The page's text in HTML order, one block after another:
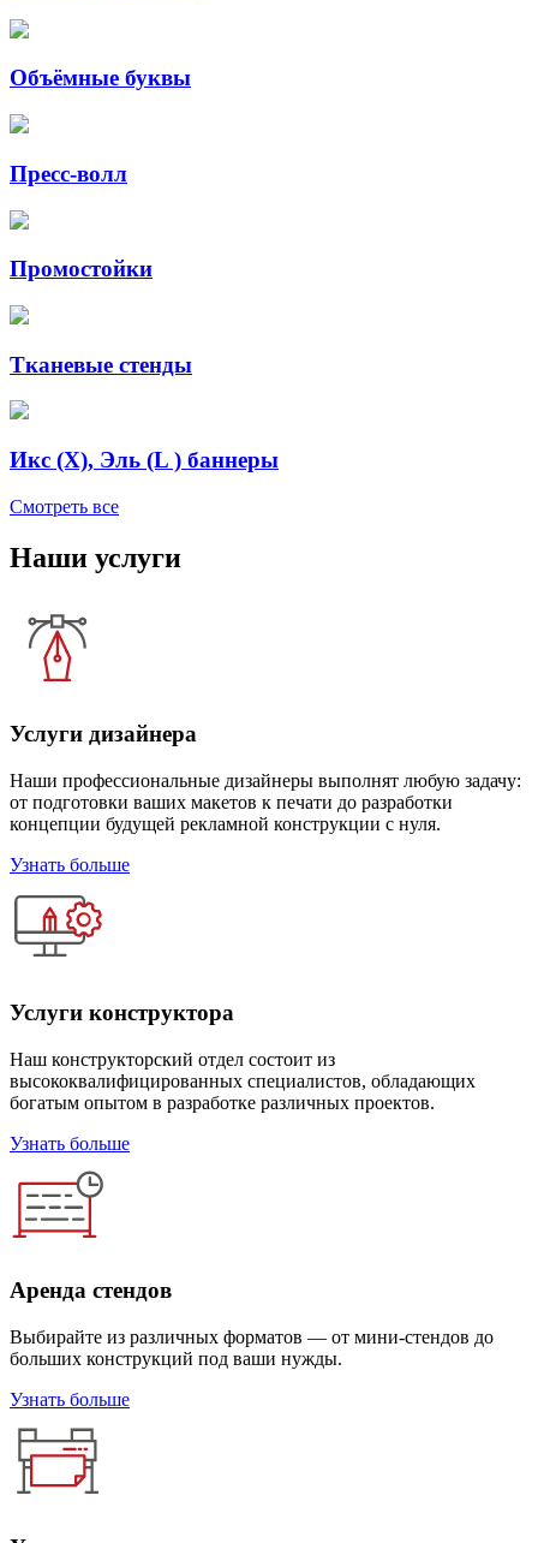
Объёмные буквы
Пресс-волл
Промостойки
Тканевые стенды
Икс (X), Эль (L ) баннеры
Смотреть все
Наши услуги
Услуги дизайнера
Наши профессиональные дизайнеры выполнят любую задачу:
от подготовки ваших макетов к печати до разработки
концепции будущей рекламной конструкции с нуля.
Узнать больше
Услуги конструктора
Наш конструкторский отдел состоит из
высококвалифицированных специалистов, обладающих
богатым опытом в разработке различных проектов.
Узнать больше
Аренда стендов
Выбирайте из различных форматов — от мини-стендов до
больших конструкций под ваши нужды.
Узнать больше